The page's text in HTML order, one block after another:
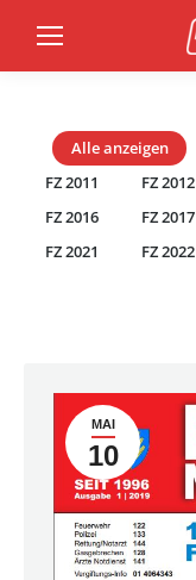
Alle anzeigen
FZ 2011
FZ 2012
FZ 2016
FZ 2017
FZ 2021
FZ 2022
MAI
10